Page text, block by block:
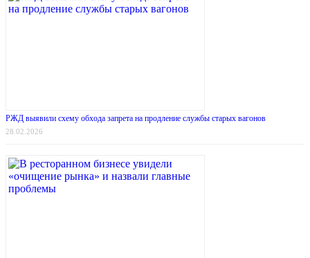
РЖД выявили схему обхода запрета на продление службы старых вагонов
28.02.2026